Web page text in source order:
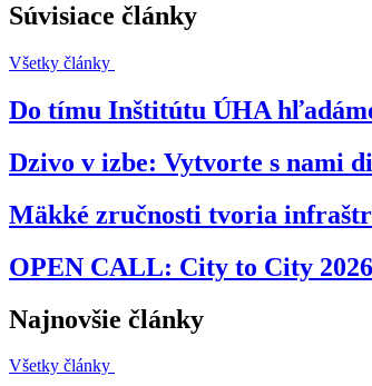
Súvisiace články
Všetky články
Do tímu Inštitútu ÚHA
Dzivo v izbe: Vytvorte s nami
Mäkké zručnosti tvoria
OPEN CALL: City to City
Najnovšie články
Všetky články